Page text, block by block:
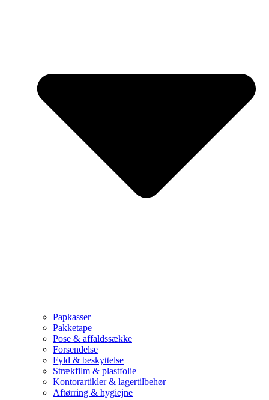
Papkasser
Pakketape
Pose & affaldssække
Forsendelse
Fyld & beskyttelse
Strækfilm & plastfolie
Kontorartikler & lagertilbehør
Aftørring & hygiejne